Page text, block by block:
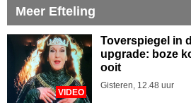
Meer Efteling
VIDEO
Toverspiegel in
upgrade: boze
ooit
Gisteren, 12.48 uur